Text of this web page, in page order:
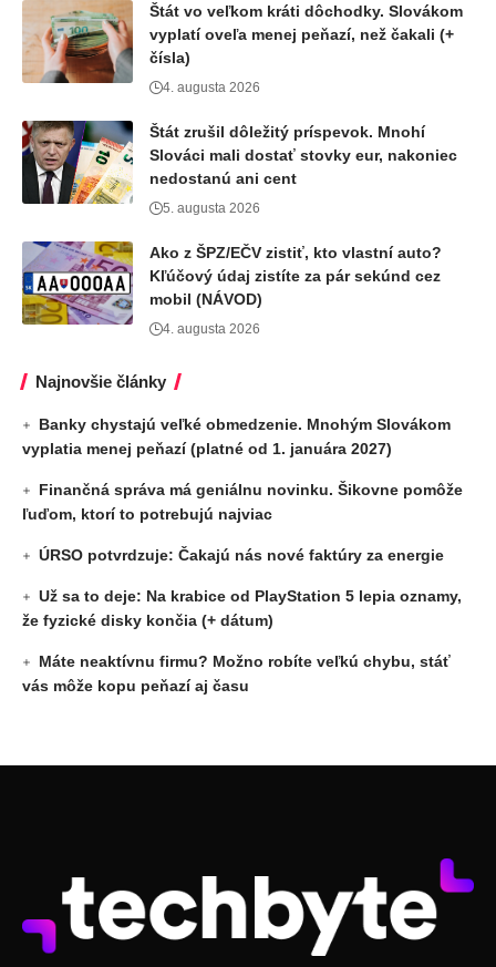
Štát vo veľkom kráti dôchodky. Slovákom
vyplatí oveľa menej peňazí, než čakali (+
čísla)
4. augusta 2026
Štát zrušil dôležitý príspevok. Mnohí
Slováci mali dostať stovky eur, nakoniec
nedostanú ani cent
5. augusta 2026
Ako z ŠPZ/EČV zistiť, kto vlastní auto?
Kľúčový údaj zistíte za pár sekúnd cez
mobil (NÁVOD)
4. augusta 2026
Najnovšie články
Banky chystajú veľké obmedzenie. Mnohým Slovákom
vyplatia menej peňazí (platné od 1. januára 2027)
Finančná správa má geniálnu novinku. Šikovne pomôže
ľuďom, ktorí to potrebujú najviac
ÚRSO potvrdzuje: Čakajú nás nové faktúry za energie
Už sa to deje: Na krabice od PlayStation 5 lepia oznamy,
že fyzické disky končia (+ dátum)
Máte neaktívnu firmu? Možno robíte veľkú chybu, stáť
vás môže kopu peňazí aj času